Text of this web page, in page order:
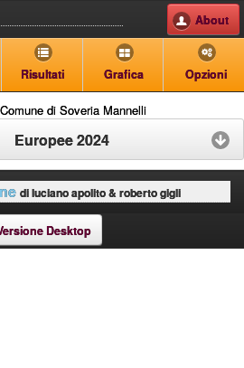
About
Risultati Grafica Opzioni
Comune di Soveria Mannelli
Europee 2024
di luciano apolito & roberto gigli
Desktop